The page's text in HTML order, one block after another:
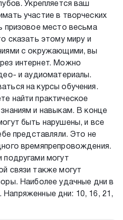
Укрепляется ваш
участие в творческих
призовое место весьма
сказать этому миру и
с окружающими, вы
интернет. Можно
и аудиоматериалы.
на курсы обучения.
найти практическое
и навыкам. В конце
быть нарушены, и все
представляли. Это не
времяпрепровождения.
подругами могут
связи также могут
Наиболее удачные дни в
Напряженные дни: 10, 16, 21,